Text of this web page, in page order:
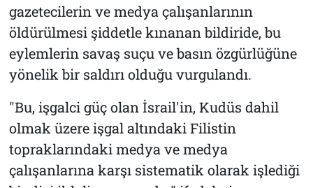
gazetecilerin ve medya çalışanlarının
öldürülmesi şiddetle kınanan bildiride, bu
eylemlerin savaş suçu ve basın özgürlüğüne
yönelik bir saldırı olduğu vurgulandı.
"Bu, işgalci güç olan İsrail'in, Kudüs dahil
olmak üzere işgal altındaki Filistin
topraklarındaki medya ve medya
çalışanlarına karşı sistematik olarak işlediği